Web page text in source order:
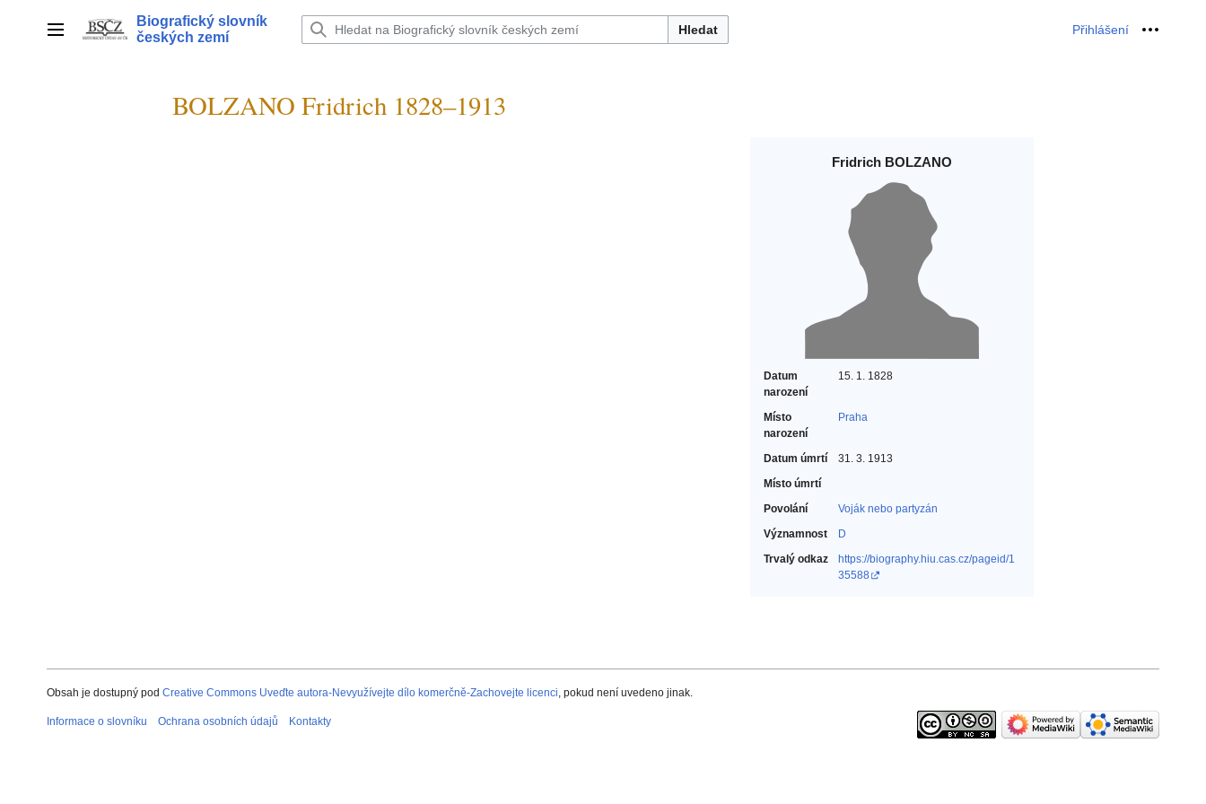
Hlavní menu
Biografický slovník
českých zemí
Hledat Přihlášení Osobní
BOLZANO Fridrich 1828–1913
Fridrich BOLZANO
Datum
narození
15. 1. 1828
Místo
narození
Praha
Datum úmrtí
31. 3. 1913
Místo úmrtí
Povolání
Voják nebo partyzán‎
Významnost
D
Trvalý odkaz
https://biography.hiu.cas.cz/pageid/1
35588
Obsah je dostupný pod Creative Commons Uveďte autora-Nevyužívejte dílo komerčně-Zachovejte licenci, pokud není uvedeno jinak.
Informace o slovníku Ochrana osobních údajů Kontakty